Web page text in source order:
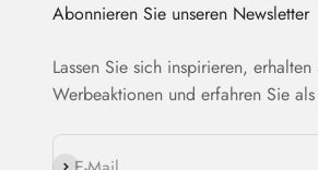
Abonnieren Sie unseren Newsletter
Lassen Sie sich inspirieren,
Werbeaktionen und erfahren Sie